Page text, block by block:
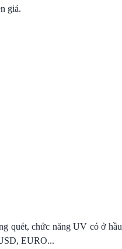
giả.
quét, chức năng UV có ở hầu
EURO...